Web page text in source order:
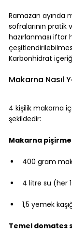
Ramazan ayında
sofralarının pratik
hazırlanması iftar
Karbonhidrat
Makarna Nasıl
4 kişilik makarna
şekildedir:
Makarna
400 gram
4 litre su (her
1,5 yemek
Temel domates